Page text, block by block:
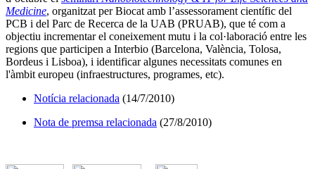
Medicine, organitzat per Biocat amb l’assessorament científic del
PCB i del Parc de Recerca de la UAB (PRUAB), que té com a
objectiu incrementar el coneixement mutu i la col·laboració entre les
regions que participen a Interbio (Barcelona, València, Tolosa,
Bordeus i Lisboa), i identificar algunes necessitats comunes en
l'àmbit europeu (infraestructures, programes, etc).
Notícia relacionada (14/7/2010)
Nota de premsa relacionada (27/8/2010)